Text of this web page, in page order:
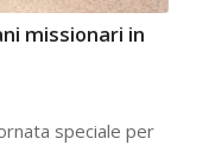
missionari in
speciale per